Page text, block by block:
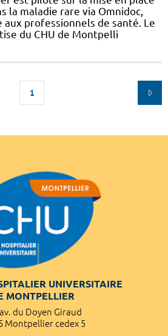
la maladie rare via Omnidoc,
professionnels de santé. Le
du CHU de Montpelli
1
UNIVERSITAIRE
MONTPELLIER
du Doyen Giraud
Montpellier cedex 5